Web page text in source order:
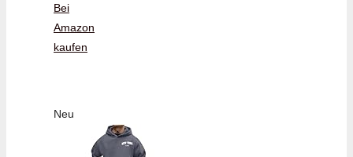
Bei
Amazon
kaufen
Neu